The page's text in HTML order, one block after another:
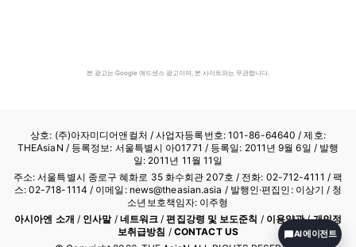
본 광고는 Google 애드센스 광고이며, 본 사이트와는 무관합니다.
상호: (주)아자미디어앤컬처 /사업자등록번호: 101-86-64640 / 제호:
THEAsiaN / 등록정보: 서울특별시 아01771 / 등록일: 2011년 9월 6일 / 발행
일: 2011년 11월 11일
주소: 서울특별시 종로구 혜화로 35 화수회관 207호 / 전화: 02-712-4111 / 팩
스: 02-718-1114 / 이메일: news@theasian.asia / 발행인·편집인: 이상기 / 청
소년보호책임자: 이주형
아시아엔 소개 / 인사말/ 네트워크 /편집강령 및 보도준칙 / 이용약관/개인정
보취급방침 / CONTACT US
AI 에이전트